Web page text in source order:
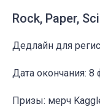
Rock, Paper,
Дедлайн для
Дата окончания: 8
Призы: мерч